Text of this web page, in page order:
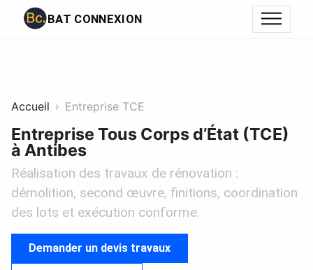
BAT CONNEXION
Accueil Entreprise TCE
Entreprise Tous Corps d’État (TCE)
à Antibes
Réalisation des travaux de rénovation :
démolition, second œuvre, finitions, coordination
des lots et exécution conforme.
Demander un devis travaux